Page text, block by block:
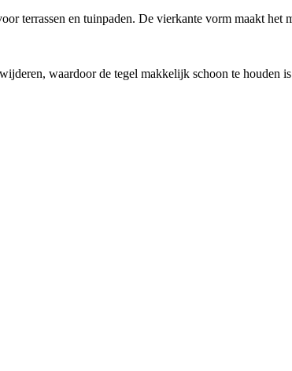
terrassen en tuinpaden. De vierkante vorm maakt het
waardoor de tegel makkelijk schoon te houden